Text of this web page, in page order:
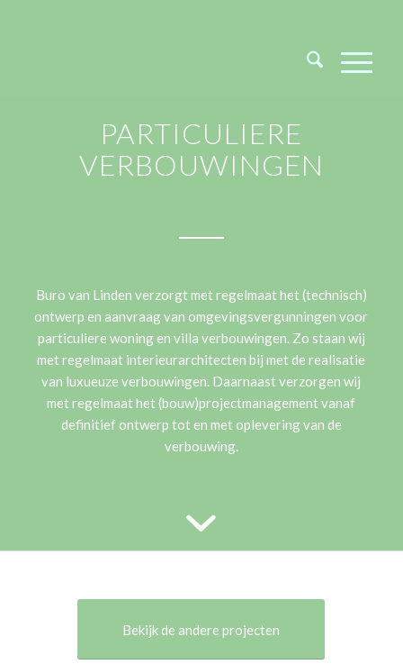
PARTICULIERE
VERBOUWINGEN
Buro van Linden verzorgt met regelmaat het (technisch)
ontwerp en aanvraag van omgevingsvergunningen voor
particuliere woning en villa verbouwingen. Zo staan wij
met regelmaat interieurarchitecten bij met de realisatie
van luxueuze verbouwingen. Daarnaast verzorgen wij
met regelmaat het (bouw)projectmanagement vanaf
definitief ontwerp tot en met oplevering van de
verbouwing.
Bekijk de andere projecten